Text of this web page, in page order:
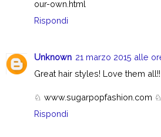
our-own.html
Rispondi
Unknown 21 marzo 2015 alle
Great hair styles! Love them all!!
♘ www.sugarpopfashion.com ♘
Rispondi